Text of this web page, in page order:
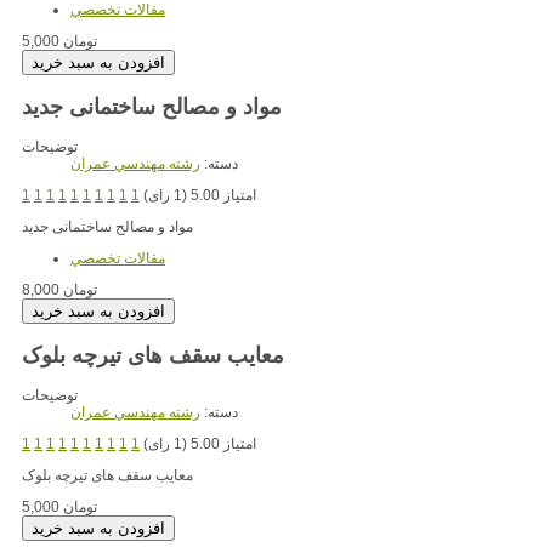
مقالات تخصصي
5,000 تومان
مواد و مصالح ساختمانی جدید
توضیحات
دسته: رشته مهندسي عمران
1 1 1 1 1 1 1 1 1 1
امتیاز 5.00 (1 رای)
مقالات تخصصي
8,000 تومان
معایب سقف های تیرچه بلوک
توضیحات
دسته: رشته مهندسي عمران
1 1 1 1 1 1 1 1 1 1
امتیاز 5.00 (1 رای)
معایب سقف های تیرچه بلوک
5,000 تومان